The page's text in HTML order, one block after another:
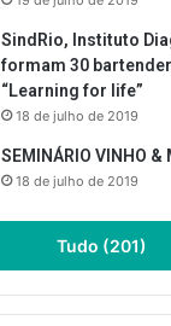
SindRio, Instituto
formam 30
“Learning for life”
18 de julho de 2019
SEMINÁRIO VINHO &
18 de julho de 2019
Tudo (201)